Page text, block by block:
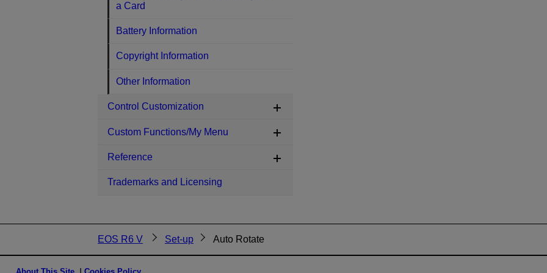
a Card
Battery Information
Copyright Information
Other Information
Control Customization
Custom Functions/My Menu
Reference
Trademarks and Licensing
EOS R6 V Set-up Auto Rotate
About This Site Cookies Policy